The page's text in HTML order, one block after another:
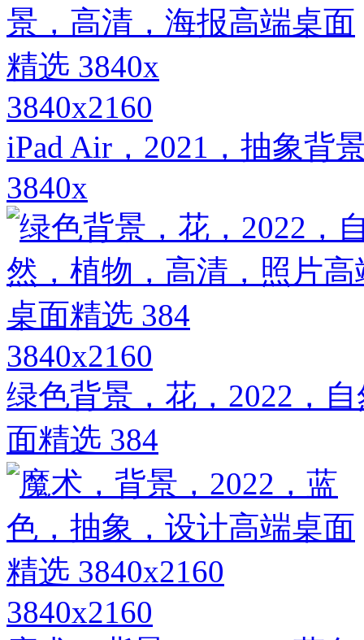
3840x2160
iPad Air，2021，抽象背
3840x
3840x2160
绿色背景，花，2022，
面精选 384
3840x2160